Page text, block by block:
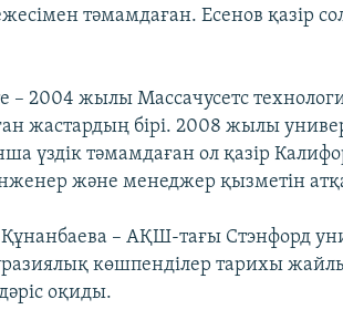
тәмамдаған. Есенов қазір
– 2004 жылы Массачусетс
жастардың бірі. 2008 жылы
үздік тәмамдаған ол қазір
және менеджер қызметін
– АҚШ-тағы Стэнфорд
көшпенділер тарихы
оқиды.